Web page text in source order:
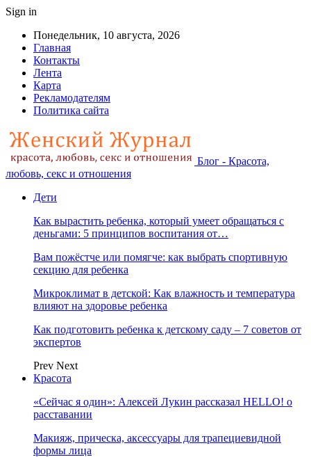
Sign in
Понедельник, 10 августа, 2026
Главная
Контакты
Лента
Карта
Рекламодателям
Политика сайта
Блог - Красота,
любовь, секс и отношения
Дети
Как вырастить ребенка, который умеет обращаться с
деньгами: 5 принципов воспитания от…
Вам пожёстче или помягче: как выбрать спортивную
секцию для ребенка
Микроклимат в детской: Как влажность и температура
влияют на здоровье ребенка
Как подготовить ребенка к детскому саду – 7 советов от
экспертов
Prev Next
Красота
«Сейчас я один»: Алексей Лукин рассказал HELLO! о
расставании
Макияж, прическа, аксессуары для трапециевидной
формы лица